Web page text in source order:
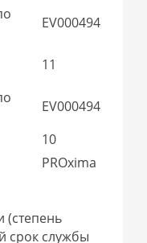
EV000494
11
EV000494
10
PROxima
(степень
срок службы